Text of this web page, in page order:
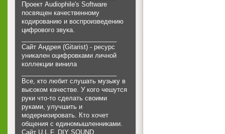
Проект Audiophile's Software
посвящен качественному
кодированию и воспроизведению
цифрового звука.
Сайт Андрея (Gitarist) - ресурс
уникален оцифровками личной
коллекции винила
Все, кто любит слушать музыку в
высоком качестве. У кого чешутся
руки что-то сделать своими
руками, улучшить и
модернизировать. Кто хочет
общения с единомышленниками.
Cайт U.L.F. DIY SOUND